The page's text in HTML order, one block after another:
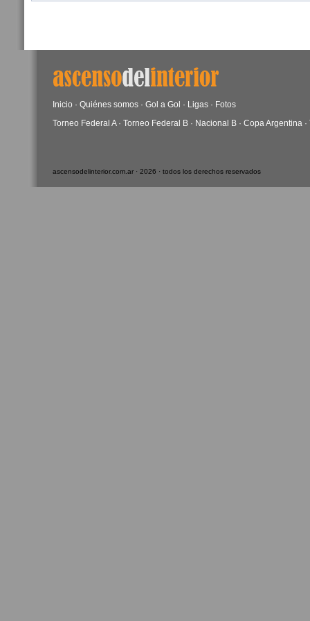
Inicio · Quiénes somos · Gol a Gol · Ligas · Fotos
Torneo Federal A· Torneo Federal B · Nacional B · Copa Argentina ·
ascensodelinterior.com.ar · 2026 · todos los derechos reservados